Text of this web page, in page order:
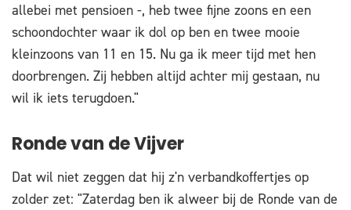
allebei met pensioen -, heb twee fijne zoons en een
schoondochter waar ik dol op ben en twee mooie
kleinzoons van 11 en 15. Nu ga ik meer tijd met hen
doorbrengen. Zij hebben altijd achter mij gestaan, nu
wil ik iets terugdoen."
Ronde van de Vijver
Dat wil niet zeggen dat hij z'n verbandkoffertjes op
zolder zet: "Zaterdag ben ik alweer bij de Ronde van de